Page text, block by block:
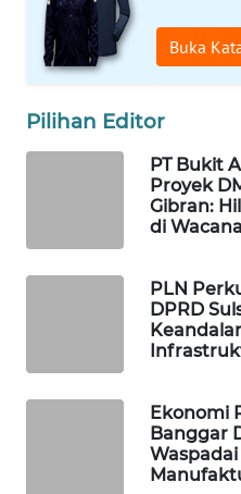
Buka
Pilihan Editor
PT Bukit
Proyek
Gibran:
di Wacana
PLN
DPRD
Ekonomi
Banggar
WAHANA
INFRASTRUKTUR
WAHANA
KONSUMEN
WAHANA
TV